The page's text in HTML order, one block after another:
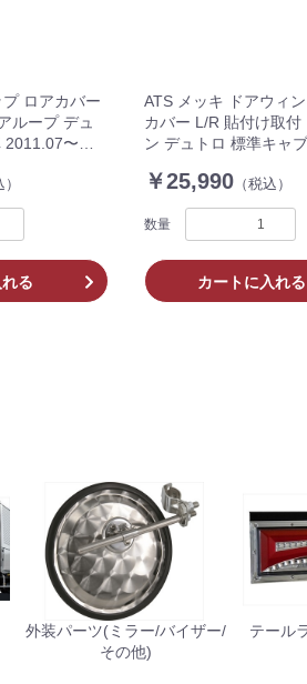
ロアカバー
ループ デュ
2011.07〜
る
ATS メッキ ドアウィ
カバー L/R 貼付け取付
ン デュトロ 標準キャ
￥25,990 （税込）
数量
カートに入れる
買い物を続ける
外装パーツ(ミラー/バイザー/
その他)
テール